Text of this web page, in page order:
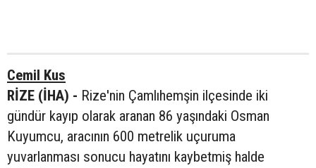
Cemil Kus
RİZE (İHA) - Rize'nin Çamlıhemşin ilçesinde iki
gündür kayıp olarak aranan 86 yaşındaki Osman
Kuyumcu, aracının 600 metrelik uçuruma
yuvarlanması sonucu hayatını kaybetmiş halde